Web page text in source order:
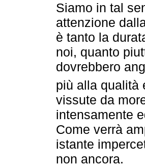
Siamo in tal
attenzione
è tanto la
noi, quanto
dovrebbero
più alla qualità
vissute da
intensamente
Come verrà
istante
non ancora.